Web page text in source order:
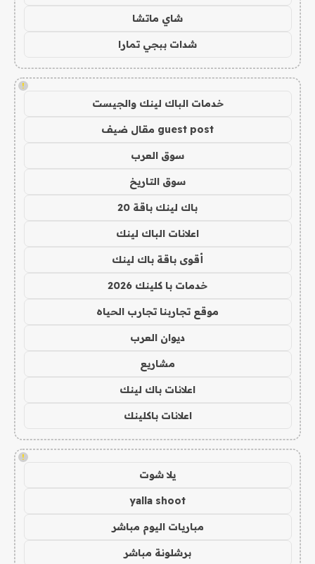
شاي ماتشا
شدات ببجي تمارا
!
خدمات الباك لينك والجيست
guest post مقال ضيف
سوق العرب
سوق التاريخ
باك لينك باقة 20
اعلانات الباك لينك
أقوى باقة باك لينك
خدمات با كلينك 2026
موقع تجاربنا تجارب الحياه
ديوان العرب
مشاريع
اعلانات باك لينك
اعلانات باكلينك
!
يلا شوت
yalla shoot
مباريات اليوم مباشر
برشلونة مباشر